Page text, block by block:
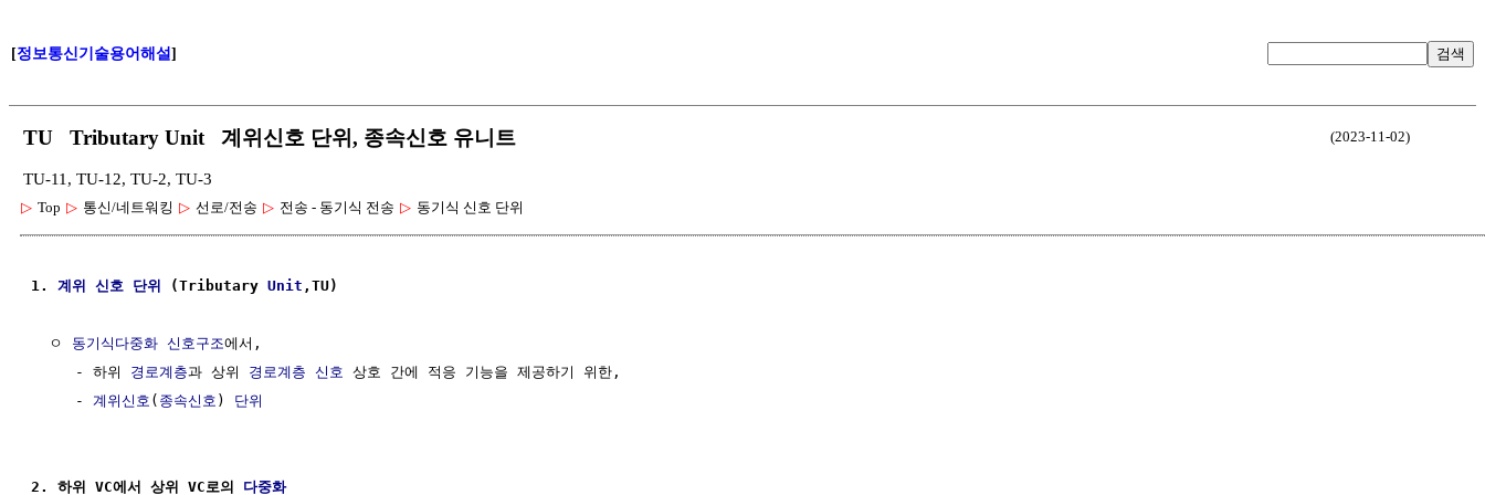
[정보통신기술용어해설] 검색
TU Tributary Unit 계위신호 단위, 종속신호 유니트 (2023-11-02)
TU-11, TU-12, TU-2, TU-3
▷ Top ▷ 통신/네트워킹 ▷ 선로/전송 ▷ 전송 - 동기식 전송 ▷ 동기식 신호 단위
1. 계위 신호 단위 (Tributary Unit ,TU)
  ㅇ
동기식다중화 신호구조에서,
     - 하위
경로계층과 상위 경로계층 신호 상호 간에 적응 기능을 제공하기 위한,
     -
계위신호 ( 종속신호 ) 단위
2. 하위 VC에서 상위 VC로의 다중화